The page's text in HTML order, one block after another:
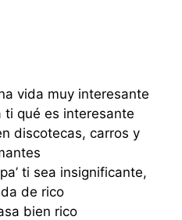
vida muy interesante
ti qué es interesante
discotecas, carros y
ti sea insignificante,
de rico
bien rico